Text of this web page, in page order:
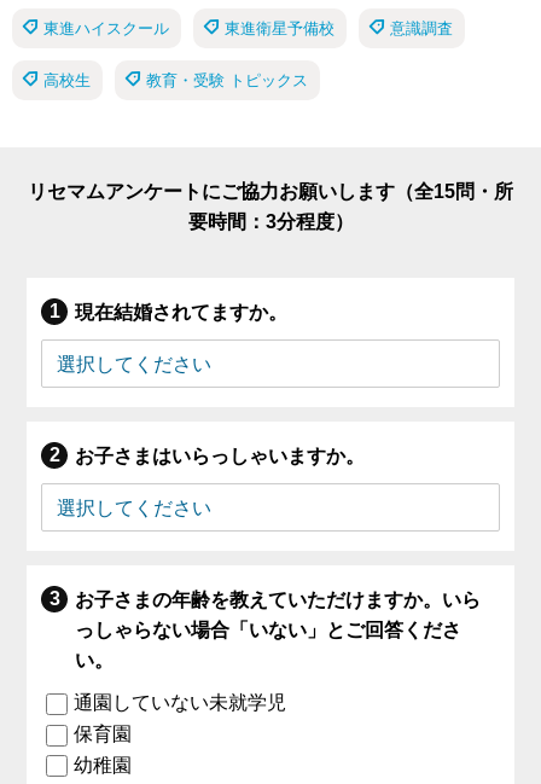
東進ハイスクール 東進衛星予備校 意識調査
高校生 教育・受験 トピックス
リセマムアンケートにご協力お願いします（全15問・所
要時間：3分程度）
現在結婚されてますか。
お子さまはいらっしゃいますか。
お子さまの年齢を教えていただけますか。いら
っしゃらない場合「いない」とご回答くださ
い。
通園していない未就学児
保育園
幼稚園